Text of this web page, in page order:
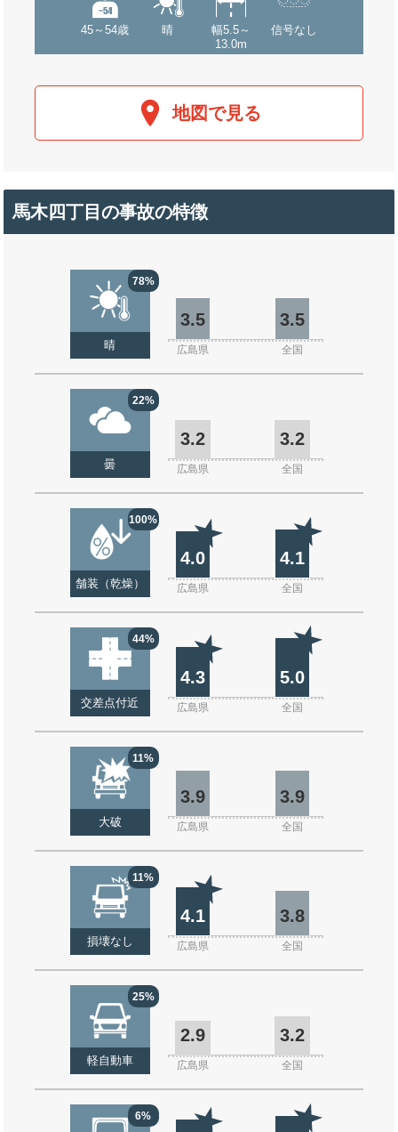
45～54歳 晴
幅5.5～
13.0m
信号なし
地図で見る
馬木四丁目の事故の特徴
78%
晴
3.5 3.5
広島県 全国
22%
曇
3.2 3.2
広島県 全国
100%
舗装（乾燥）
4.0 4.1
広島県 全国
44%
交差点付近
4.3 5.0
広島県 全国
11%
大破
3.9 3.9
広島県 全国
11%
損壊なし
4.1 3.8
広島県 全国
25%
軽自動車
2.9 3.2
広島県 全国
6%